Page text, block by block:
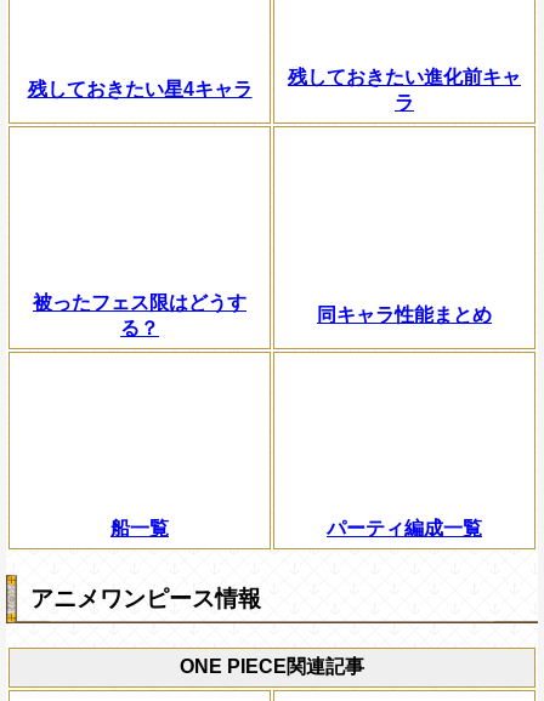
残しておきたい星4キャラ
残しておきたい進化前キャ
ラ
被ったフェス限はどうす
る？
同キャラ性能まとめ
船一覧 パーティ編成一覧
アニメワンピース情報
ONE PIECE関連記事